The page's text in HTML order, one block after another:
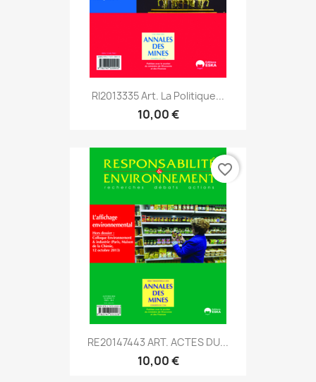
RI2013335 Art. La Politique...
10,00 €
RE20147443 ART. ACTES DU...
10,00 €
favorite_border